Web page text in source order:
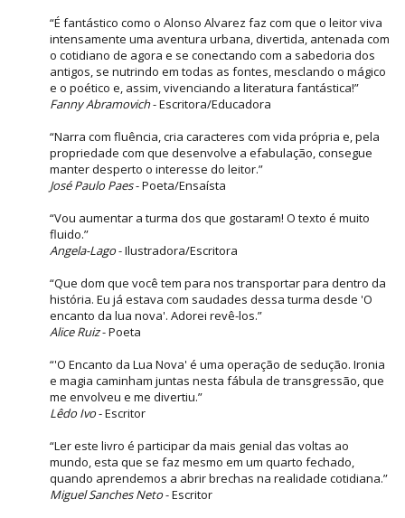
“É fantástico como o Alonso Alvarez faz com que o leitor viva
intensamente uma aventura urbana, divertida, antenada com
o cotidiano de agora e se conectando com a sabedoria dos
antigos, se nutrindo em todas as fontes, mesclando o mágico
e o poético e, assim, vivenciando a literatura fantástica!”
Fanny Abramovich- Escritora/Educadora
“Narra com fluência, cria caracteres com vida própria e, pela
propriedade com que desenvolve a efabulação, consegue
manter desperto o interesse do leitor.”
José Paulo Paes- Poeta/Ensaísta
“Vou aumentar a turma dos que gostaram! O texto é muito
fluido.”
Angela-Lago- Ilustradora/Escritora
“Que dom que você tem para nos transportar para dentro da
história. Eu já estava com saudades dessa turma desde 'O
encanto da lua nova'. Adorei revê-los.”
Alice Ruiz- Poeta
“'O Encanto da Lua Nova' é uma operação de sedução. Ironia
e magia caminham juntas nesta fábula de transgressão, que
me envolveu e me divertiu.”
Lêdo Ivo- Escritor
“Ler este livro é participar da mais genial das voltas ao
mundo, esta que se faz mesmo em um quarto fechado,
quando aprendemos a abrir brechas na realidade cotidiana.”
Miguel Sanches Neto- Escritor